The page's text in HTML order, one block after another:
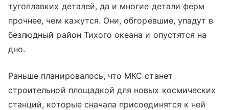
тугоплавких деталей, да и многие детали ферм
прочнее, чем кажутся. Они, обгоревшие, упадут в
безлюдный район Тихого океана и опустятся на
дно.
Раньше планировалось, что МКС станет
строительной площадкой для новых космических
станций, которые сначала присоединятся к ней